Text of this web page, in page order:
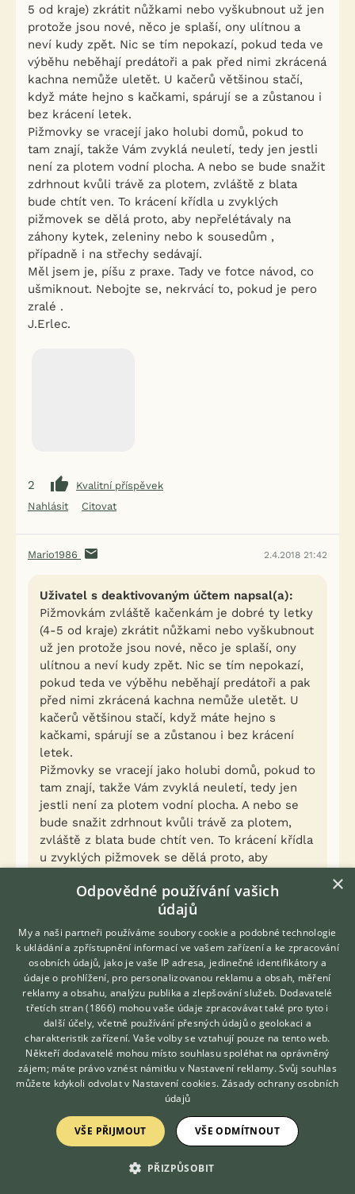
5 od kraje) zkrátit nůžkami nebo vyškubnout už jen
protože jsou nové, něco je splaší, ony ulítnou a
neví kudy zpět. Nic se tím nepokazí, pokud teda ve
výběhu neběhají predátoři a pak před nimi zkrácená
kachna nemůže uletět. U kačerů většinou stačí,
když máte hejno s kačkami, spárují se a zůstanou i
bez krácení letek.
Pižmovky se vracejí jako holubi domů, pokud to
tam znají, takže Vám zvyklá neuletí, tedy jen jestli
není za plotem vodní plocha. A nebo se bude snažit
zdrhnout kvůli trávě za plotem, zvláště z blata
bude chtít ven. To krácení křídla u zvyklých
pižmovek se dělá proto, aby nepřelétávaly na
záhony kytek, zeleniny nebo k sousedům ,
případně i na střechy sedávají.
Měl jsem je, píšu z praxe. Tady ve fotce návod, co
ušmiknout. Nebojte se, nekrvácí to, pokud je pero
zralé .
J.Erlec.
2
Kvalitní příspěvek
Nahlásit
Citovat
Mario1986 2.4.2018 21:42
Uživatel s deaktivovaným účtem napsal(a):
Pižmovkám zvláště kačenkám je dobré ty letky
(4-5 od kraje) zkrátit nůžkami nebo vyškubnout
už jen protože jsou nové, něco je splaší, ony
ulítnou a neví kudy zpět. Nic se tím nepokazí,
pokud teda ve výběhu neběhají predátoři a pak
před nimi zkrácená kachna nemůže uletět. U
kačerů většinou stačí, když máte hejno s
kačkami, spárují se a zůstanou i bez krácení
letek.
Pižmovky se vracejí jako holubi domů, pokud to
tam znají, takže Vám zvyklá neuletí, tedy jen
jestli není za plotem vodní plocha. A nebo se
bude snažit zdrhnout kvůli trávě za plotem,
zvláště z blata bude chtít ven. To krácení křídla
u zvyklých pižmovek se dělá proto, aby
sousedům , případně i na střechy sedávají.
Měl jsem je, píšu z praxe. Tady ve fotce návod,
co ušmiknout. Nebojte se, nekrvácí to, pokud
je pero zralé .
J.Erlec.
Ďakujem moc za radu.
0
Kvalitní příspěvek
Nahlásit
Citovat
18.2.2019 19:08
Zdravám všechny.
Hledáte zvířecího kamaráda?
Zdarma vám poradí
VETERINÁŘ ONLINE
KONZULTOVAT S
VETERINÁŘEM
×
Odpovědné používání vašich
údajů
My a naši partneři používáme soubory cookie a podobné technologie
k ukládání a zpřístupnění informací ve vašem zařízení a ke zpracování
osobních údajů, jako je vaše IP adresa, jedinečné identifikátory a
údaje o prohlížení, pro personalizovanou reklamu a obsah, měření
reklamy a obsahu, analýzu publika a zlepšování služeb. Dodavatelé
třetích stran (1866) mohou vaše údaje zpracovávat také pro tyto i
další účely, včetně používání přesných údajů o geolokaci a
charakteristik zařízení. Vaše volby se vztahují pouze na tento web.
Někteří dodavatelé mohou místo souhlasu spoléhat na oprávněný
zájem; máte právo vznést námitku v Nastavení reklamy. Svůj souhlas
můžete kdykoli odvolat v Nastavení cookies. Zásady ochrany osobních
údajů
VŠE PŘIJMOUT VŠE ODMÍTNOUT
PŘIZPŮSOBIT